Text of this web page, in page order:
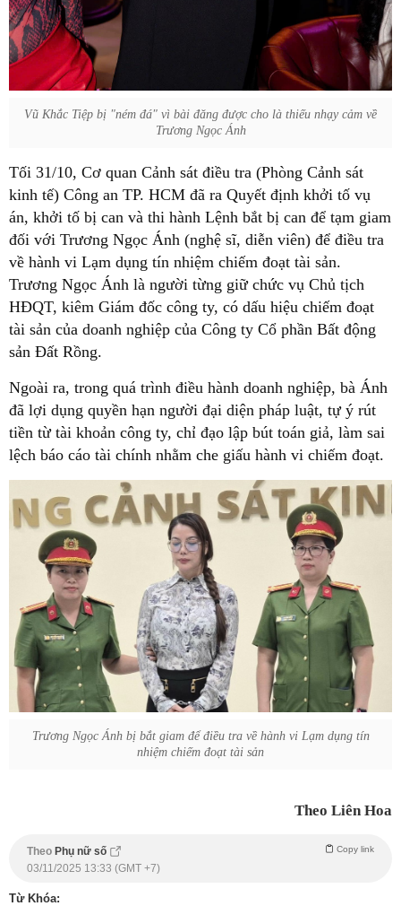
Vũ Khắc Tiệp bị "ném đá" vì bài đăng được cho là thiếu nhạy cảm về
Trương Ngọc Ánh
Tối 31/10, Cơ quan Cảnh sát điều tra (Phòng Cảnh sát
kinh tế) Công an TP. HCM đã ra Quyết định khởi tố vụ
án, khởi tố bị can và thi hành Lệnh bắt bị can để tạm giam
đối với Trương Ngọc Ánh (nghệ sĩ, diễn viên) để điều tra
về hành vi Lạm dụng tín nhiệm chiếm đoạt tài sản.
Trương Ngọc Ánh là người từng giữ chức vụ Chủ tịch
HĐQT, kiêm Giám đốc công ty, có dấu hiệu chiếm đoạt
tài sản của doanh nghiệp của Công ty Cổ phần Bất động
sản Đất Rồng.
Ngoài ra, trong quá trình điều hành doanh nghiệp, bà Ánh
đã lợi dụng quyền hạn người đại diện pháp luật, tự ý rút
tiền từ tài khoản công ty, chỉ đạo lập bút toán giả, làm sai
lệch báo cáo tài chính nhằm che giấu hành vi chiếm đoạt.
Trương Ngọc Ánh bị bắt giam để điều tra về hành vi Lạm dụng tín
nhiệm chiếm đoạt tài sản
Theo Liên Hoa
Theo Phụ nữ số Copy link
03/11/2025 13:33 (GMT +7)
Từ Khóa: